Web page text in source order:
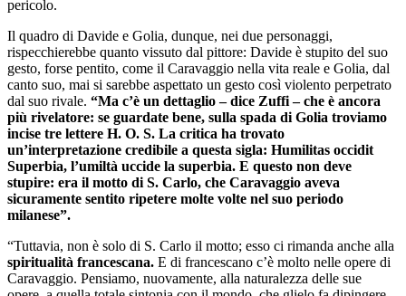
pericolo.
Il quadro di Davide e Golia, dunque, nei due personaggi,
rispecchierebbe quanto vissuto dal pittore: Davide è stupito del suo
gesto, forse pentito, come il Caravaggio nella vita reale e Golia, dal
canto suo, mai si sarebbe aspettato un gesto così violento perpetrato
dal suo rivale. “Ma c’è un dettaglio – dice Zuffi – che è ancora
più rivelatore: se guardate bene, sulla spada di Golia troviamo
incise tre lettere H. O. S. La critica ha trovato
un’interpretazione credibile a questa sigla: Humilitas occidit
Superbia, l’umiltà uccide la superbia. E questo non deve
stupire: era il motto di S. Carlo, che Caravaggio aveva
sicuramente sentito ripetere molte volte nel suo periodo
milanese”.
“Tuttavia, non è solo di S. Carlo il motto; esso ci rimanda anche alla
spiritualità francescana. E di francescano c’è molto nelle opere di
Caravaggio. Pensiamo, nuovamente, alla naturalezza delle sue